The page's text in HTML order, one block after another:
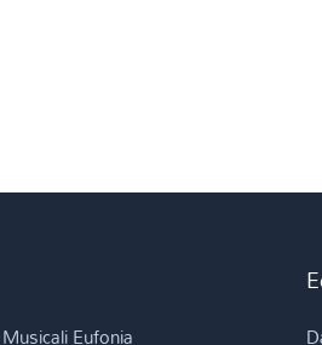
Eufonia